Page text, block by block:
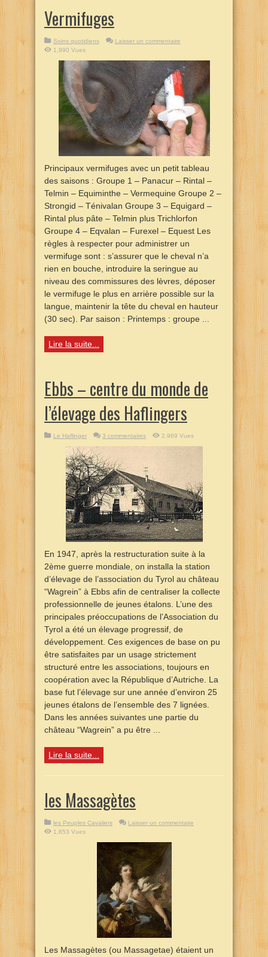
Vermifuges
Soins quotidiens
Laisser un commentaire
1,990 Vues
Principaux vermifuges avec un petit tableau
des saisons : Groupe 1 – Panacur – Rintal –
Telmin – Equiminthe – Vermequine Groupe 2 –
Strongid – Ténivalan Groupe 3 – Equigard –
Rintal plus pâte – Telmin plus Trichlorfon
Groupe 4 – Eqvalan – Furexel – Equest Les
règles à respecter pour administrer un
vermifuge sont : s’assurer que le cheval n’a
rien en bouche, introduire la seringue au
niveau des commissures des lèvres, déposer
le vermifuge le plus en arrière possible sur la
langue, maintenir la tête du cheval en hauteur
(30 sec). Par saison : Printemps : groupe ...
Lire la suite...
Ebbs – centre du monde de
l’élevage des Haflingers
Le Haflinger 3 commentaires 2,969 Vues
En 1947, après la restructuration suite à la
2ème guerre mondiale, on installa la station
d’élevage de l’association du Tyrol au château
“Wagrein” à Ebbs afin de centraliser la collecte
professionnelle de jeunes étalons. L’une des
principales préoccupations de l’Association du
Tyrol a été un élevage progressif, de
développement. Ces exigences de base on pu
être satisfaites par un usage strictement
structuré entre les associations, toujours en
coopération avec la République d’Autriche. La
base fut l’élevage sur une année d’environ 25
jeunes étalons de l’ensemble des 7 lignées.
Dans les années suivantes une partie du
château “Wagrein” a pu être ...
Lire la suite...
les Massagètes
les Peuples Cavaliers
Laisser un commentaire
1,853 Vues
Les Massagètes (ou Massagetae) étaient un